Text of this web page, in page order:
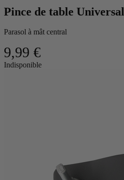
Pince de table Universal
Parasol à mât central
9,99 €
Ignorer
Indisponible